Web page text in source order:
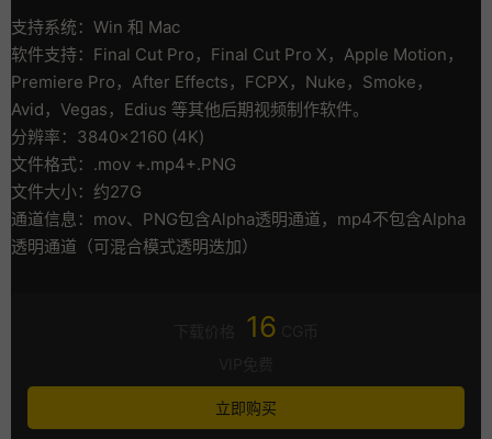
支持系统：Win 和 Mac
软件支持：Final Cut Pro，Final Cut Pro X，Apple Motion，
Premiere Pro，After Effects，FCPX，Nuke，Smoke，
Avid，Vegas，Edius 等其他后期视频制作软件。
分辨率：3840×2160 (4K)
文件格式：.mov +.mp4+.PNG
文件大小：约27G
通道信息：mov、PNG包含Alpha透明通道，mp4不包含Alpha
透明通道（可混合模式透明迭加）
16
立即购买